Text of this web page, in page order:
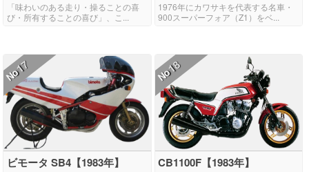
「味わいのある走り・操ることの喜
び・所有することの喜び」、こ...
1976年にカワサキを代表する名車・
900スーパーフォア（Z1）をベ...
No
17
ビモータ SB4【1983年】
No
18
CB1100F【1983年】